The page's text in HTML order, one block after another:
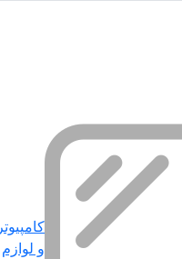
کامپیوتر
و لوازم